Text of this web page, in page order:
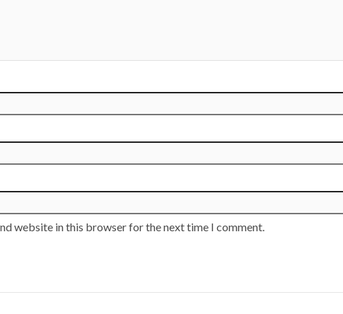
website in this browser for the next time I comment.